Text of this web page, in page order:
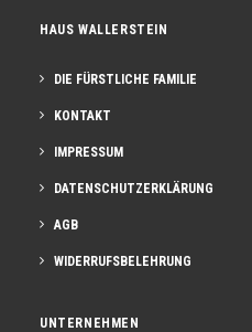
HAUS WALLERSTEIN
DIE FÜRSTLICHE FAMILIE
KONTAKT
IMPRESSUM
DATENSCHUTZERKLÄRUNG
AGB
WIDERRUFSBELEHRUNG
UNTERNEHMEN